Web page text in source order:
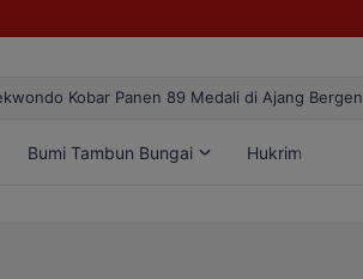
Kobar Panen 89 Medali di Ajang
Bumi Tambun Bungai Hukrim